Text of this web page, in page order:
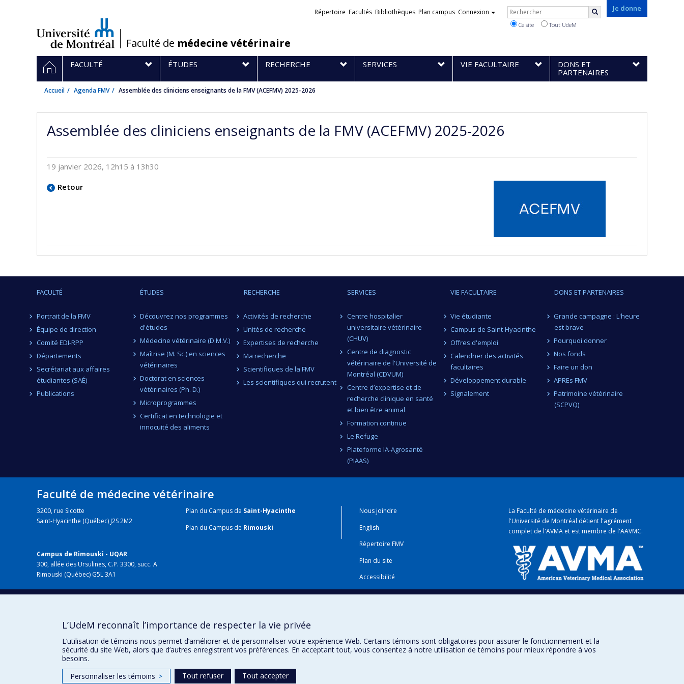
/Faculté de médecine vétérinaire
Je donne
Liens
Répertoire Facultés Bibliothèques Plan campus Connexion Rechercher
Ce site Tout UdeM
Navigation
principale
ACCUEIL
FACULTÉ ÉTUDES RECHERCHE SERVICES VIE FACULTAIRE
DONS ET
PARTENAIRES
Accueil Agenda FMV Assemblée des cliniciens enseignants de la FMV (ACEFMV) 2025-2026
Assemblée des cliniciens enseignants de la FMV (ACEFMV) 2025-2026
19 janvier 2026, 12h15 à 13h30
Retour
FACULTÉ
Portrait de la FMV
Équipe de direction
Comité EDI-RPP
Départements
Secrétariat aux affaires
étudiantes (SAÉ)
Publications
ÉTUDES
Découvrez nos programmes
d'études
Médecine vétérinaire (D.M.V.)
Maîtrise (M. Sc.) en sciences
vétérinaires
Doctorat en sciences
vétérinaires (Ph. D.)
Microprogrammes
Certificat en technologie et
innocuité des aliments
RECHERCHE
Activités de recherche
Unités de recherche
Expertises de recherche
Ma recherche
Scientifiques de la FMV
Les scientifiques qui recrutent
SERVICES
Centre hospitalier
universitaire vétérinaire
(CHUV)
Centre de diagnostic
vétérinaire de l'Université de
Montréal (CDVUM)
Centre d’expertise et de
recherche clinique en santé
et bien être animal
Formation continue
Le Refuge
Plateforme IA-Agrosanté
(PIAAS)
VIE FACULTAIRE
Vie étudiante
Campus de Saint-Hyacinthe
Offres d'emploi
Calendrier des activités
facultaires
Développement durable
Signalement
DONS ET PARTENAIRES
Grande campagne : L'heure
est brave
Pourquoi donner
Nos fonds
Faire un don
APREs FMV
Patrimoine vétérinaire
(SCPVQ)
Faculté de médecine vétérinaire
3200, rue Sicotte
Saint-Hyacinthe (Québec) J2S 2M2
Campus de Rimouski - UQAR
300, allée des Ursulines, C.P. 3300, succ. A
Rimouski (Québec) G5L 3A1
Plan du Campus de Saint-Hyacinthe
Plan du Campus de Rimouski
Nous joindre
English
Répertoire FMV
Plan du site
Accessibilité
Gabarits et image de marque
La Faculté de médecine vétérinaire de
l'Université de Montréal détientl'agrément
complet de l'AVMA et est membre de l'AAVMC.
L’UdeM reconnaît l’importance de respecter la vie privée
L’utilisation de témoins nous permet d’améliorer et de personnaliser votre expérience Web. Certains témoins sont obligatoires pour assurer le fonctionnement et la
sécurité du site Web, alors que d’autres enregistrent vos préférences. En acceptant tout, vous consentez à notre utilisation de témoins pour mieux répondre à vos
besoins.
Personnaliser les témoins > Tout refuser Tout accepter